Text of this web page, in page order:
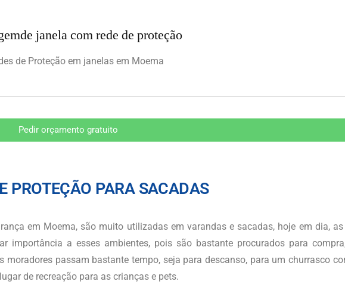
de Proteção em janelas em Moema
Pedir orçamento gratuito
PROTEÇÃO PARA SACADAS
em Moema, são muito utilizadas em varandas e sacadas, hoje em dia,
importância a esses ambientes, pois são bastante procurados para
moradores passam bastante tempo, seja para descanso, para um churrasco
de recreação para as crianças e pets.